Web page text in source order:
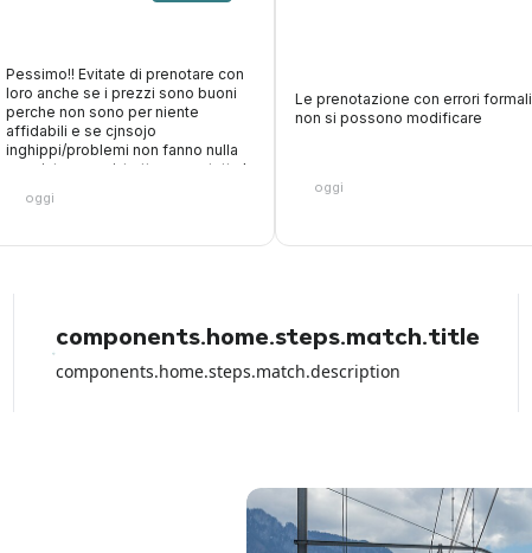
Pessimo!! Evitate di prenotare con
loro anche se i prezzi sono buoni
perche non sono per niente
affidabili e se cjnsojo
inghippi/problemi non fanno nulla
oer aiutare, anzi, trattengono tutta la
accettano carte di debito, paghi
accettano la carta con cui hai
loro non hanno fatto NULLA per
aiutarmi a parte girare la colpa sul
rental car dell aeroporto.
oggi
Le prenotazione con errori formali
non si possono modificare
oggi
components.home.steps.match.title
components.home.steps.match.description